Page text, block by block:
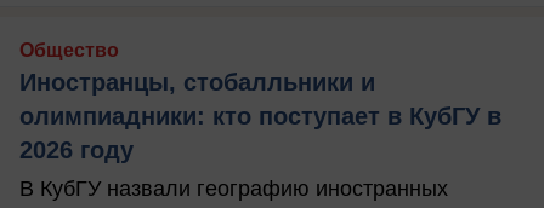
Общество
Иностранцы, стобалльники и
олимпиадники: кто поступает в КубГУ в
2026 году
В КубГУ назвали географию иностранных